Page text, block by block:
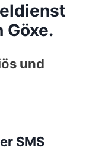
Göxe.
und
SMS